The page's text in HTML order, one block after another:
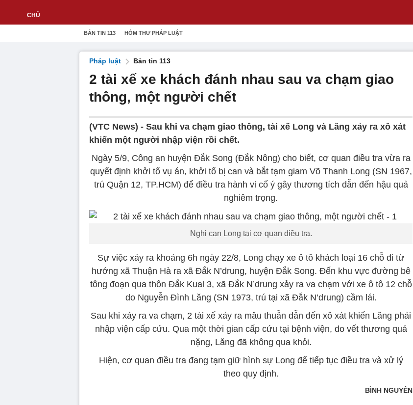
BẢN TIN 113 HÒM THƯ PHÁP LUẬT
Pháp luật Bản tin 113
2 tài xế xe khách đánh nhau sau va chạm giao
thông, một người chết
(VTC News) - Sau khi va chạm giao thông, tài xế Long và Lăng xảy ra xô xát
khiến một người nhập viện rồi chết.
Ngày 5/9, Công an huyện Đắk Song (Đắk Nông) cho biết, cơ quan điều tra vừa ra
quyết định khởi tố vụ án, khởi tố bị can và bắt tạm giam Võ Thanh Long (SN 1967,
trú Quận 12, TP.HCM) để điều tra hành vi cố ý gây thương tích dẫn đến hậu quả
nghiêm trọng.
Nghi can Long tại cơ quan điều tra.
Sự việc xảy ra khoảng 6h ngày 22/8, Long chạy xe ô tô khách loại 16 chỗ đi từ
hướng xã Thuận Hà ra xã Đắk N’drung, huyện Đắk Song. Đến khu vực đường bê
tông đoạn qua thôn Đắk Kual 3, xã Đắk N’drung xảy ra va chạm với xe ô tô 12 chỗ
do Nguyễn Đình Lăng (SN 1973, trú tại xã Đắk N’drung) cầm lái.
Sau khi xảy ra va chạm, 2 tài xế xảy ra mâu thuẫn dẫn đến xô xát khiến Lăng phải
nhập viện cấp cứu. Qua một thời gian cấp cứu tại bệnh viện, do vết thương quá
nặng, Lăng đã không qua khỏi.
Hiện, cơ quan điều tra đang tạm giữ hình sự Long để tiếp tục điều tra và xử lý
theo quy định.
BÌNH NGUYÊN